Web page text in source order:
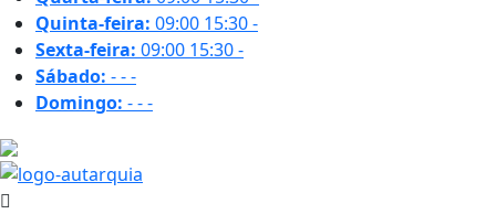
Quinta-feira: 09:00 15:30-
Sexta-feira: 09:00 15:30-
Sábado: ---
Domingo: ---